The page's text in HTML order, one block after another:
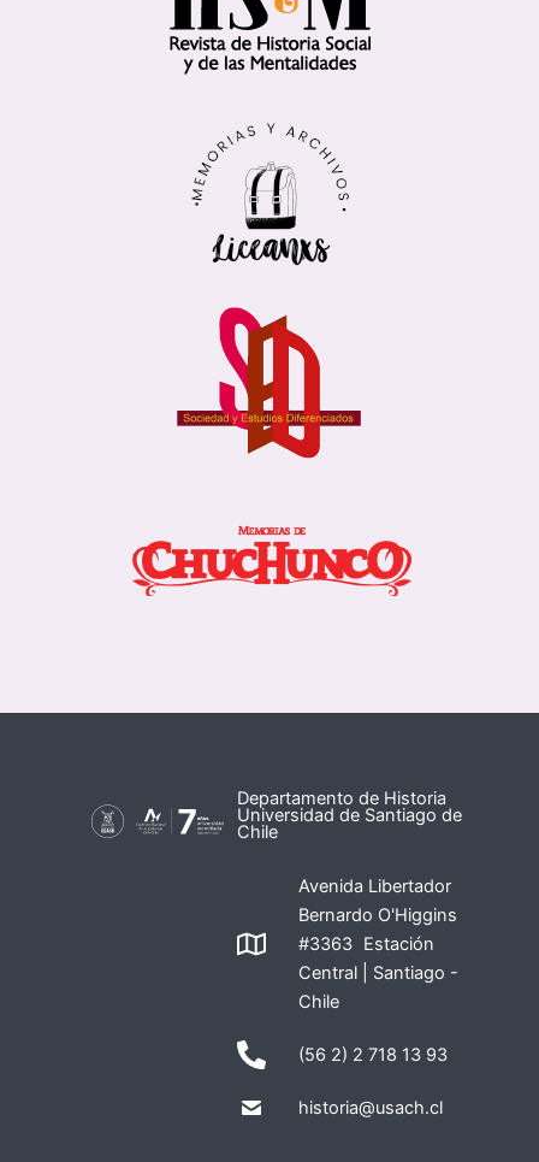
Departamento de Historia
Universidad de Santiago de
Chile
Avenida Libertador
Bernardo O'Higgins
#3363 Estación
Central | Santiago -
Chile
(56 2) 2 718 13 93
historia@usach.cl